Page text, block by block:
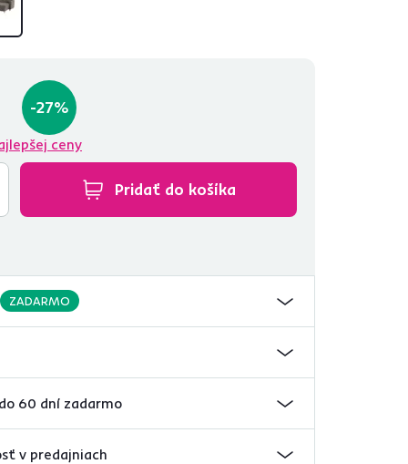
-27%
ceny
Pridať do košíka
ZADARMO
60 dní zadarmo
v predajniach